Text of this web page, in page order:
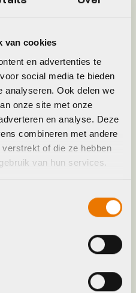
van cookies
en advertenties te
social media te bieden
analyseren. Ook delen we
onze site met onze
en analyse. Deze
combineren met andere
of die ze hebben
van hun services.
BROEK
Op voorraad bij leverancier
bibshort performance men
Geel